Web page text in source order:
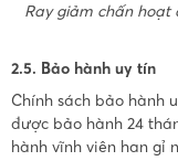
Ray giảm chấn hoạt
2.5. Bảo hành uy tín
Chính sách bảo hành
được bảo hành 24
hành vĩnh viên han gỉ